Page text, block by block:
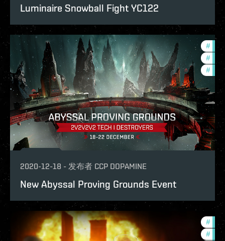
Luminaire Snowball Fight YC122
#
#
#
2020-12-18 - 发布者 CCP DOPAMINE
New Abyssal Proving Grounds Event
#
#